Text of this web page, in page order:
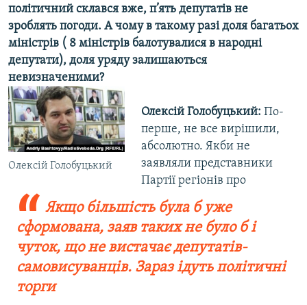
політичний склався вже, п’ять депутатів не
зроблять погоди. А чому в такому разі доля багатьох
міністрів ( 8 міністрів балотувалися в народні
депутати), доля уряду залишаються
невизначеними?
Олексій Голобуцький
Якщо більшість була б уже
сформована, заяв таких не було б і
чуток, що не вистачає депутатів-
самовисуванців. Зараз ідуть політичні
торги
Олексій Голобуцький: По-
перше, не все вирішили,
абсолютно. Якби не
заявляли представники
Партії регіонів про